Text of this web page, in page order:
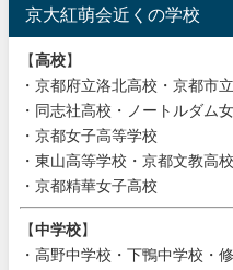
京大紅萌会近くの学校
【高校】
・京都府立洛北高校・京都市
・同志社高校・ノートルダム
・京都女子高等学校
・東山高等学校・京都文教高
・京都精華女子高校
【中学校】
・高野中学校・下鴨中学校・